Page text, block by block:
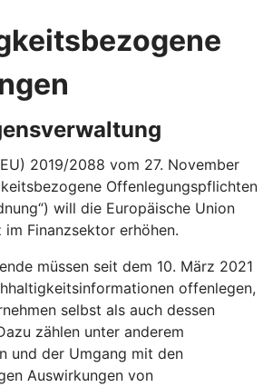
2019/2088 vom 27. November
Offenlegungspflichten
will die Europäische Union
im Finanzsektor erhöhen.
müssen seit dem 10. März 2021
offenlegen,
selbst als auch dessen
zählen unter anderem
und der Umgang mit den
Auswirkungen von